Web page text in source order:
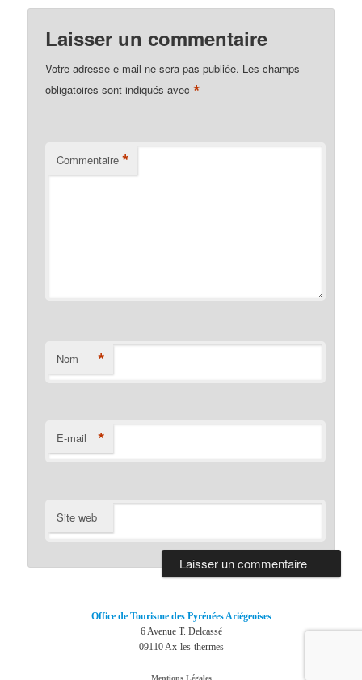
Laisser un commentaire
Votre adresse e-mail ne sera pas publiée. Les champs
obligatoires sont indiqués avec*
Commentaire *
Nom *
E-mail *
Site web
Office de Tourisme des Pyrénées Ariégeoises
6 Avenue T. Delcassé
09110 Ax-les-thermes
Mentions Légales